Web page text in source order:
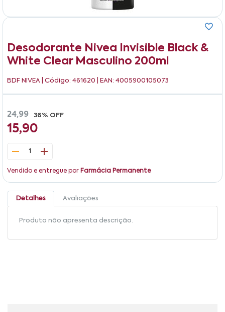
Desodorante Nivea Invisible Black &
White Clear Masculino 200ml
BDF NIVEA | Código: 461620 | EAN: 4005900105073
24,99 36% OFF
15,90
1
Vendido e entregue por Farmácia Permanente
Detalhes Avaliações
Produto não apresenta descrição.